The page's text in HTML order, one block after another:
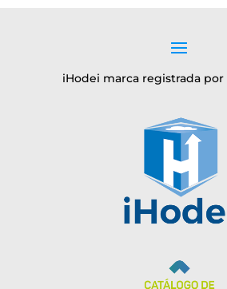
iHodei marca registrada por